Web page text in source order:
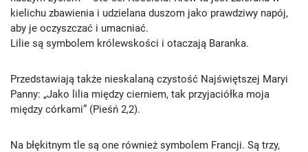
kielichu zbawienia i udzielana duszom jako prawdziwy napój,
aby je oczyszczać i umacniać.
Lilie są symbolem królewskości i otaczają Baranka.
Przedstawiają także nieskalaną czystość Najświętszej Maryi
Panny: „Jako lilia między cierniem, tak przyjaciółka moja
między córkami” (Pieśń 2,2).
Na błękitnym tle są one również symbolem Francji. Są trzy,